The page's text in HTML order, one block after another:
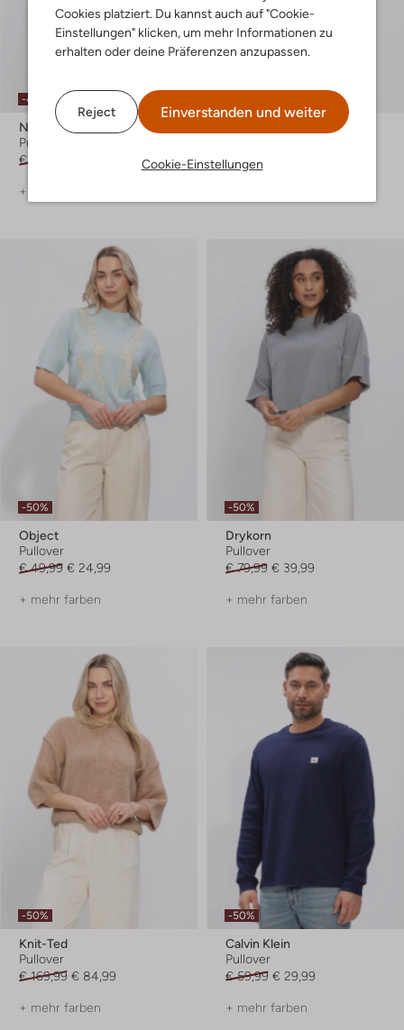
Cookies platziert. Du kannst auch auf "Cookie-
Einstellungen" klicken, um mehr Informationen zu
erhalten oder deine Präferenzen anzupassen.
Reject Einverstanden und weiter
Cookie-Einstellungen
-40%
Nukus
Pullover
€ 89,99
+ mehr farben
€ 139,99
-50%
Object
Pullover
€ 49,99 € 24,99
+ mehr farben
-50%
Drykorn
Pullover
€ 79,99 € 39,99
+ mehr farben
-50%
Knit-Ted
Pullover
€ 169,99 € 84,99
+ mehr farben
-50%
Calvin Klein
Pullover
€ 59,99 € 29,99
+ mehr farben